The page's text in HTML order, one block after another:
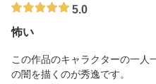
5.0
怖い
この作品のキャラクターの一人
の闇を描くのが秀逸です。